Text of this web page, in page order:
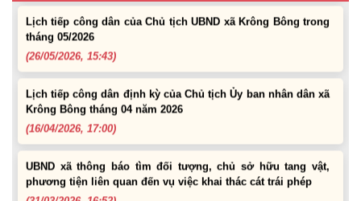
tháng 05/2026
(26/05/2026, 15:43)
Lịch tiếp công dân định kỳ của Chủ tịch Ủy ban nhân dân xã
Krông Bông tháng 04 năm 2026
(16/04/2026, 17:00)
phương tiện liên quan đến vụ việc khai thác cát trái phép
(31/03/2026, 16:52)